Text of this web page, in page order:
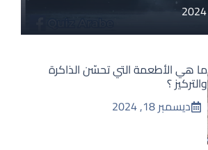
ما هي الأطعمة التي تحسّن الذاكرة
والتركيز ؟
ديسمبر 18, 2024